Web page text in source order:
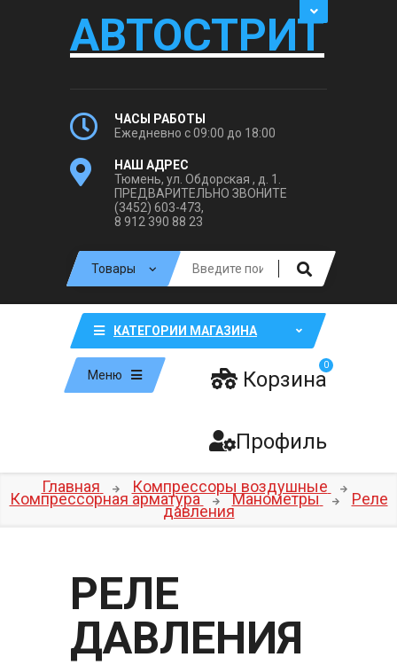
АВТОСТРИТ
ЧАСЫ РАБОТЫ
Ежедневно с 09:00 до 18:00
НАШ АДРЕС
Тюмень, ул. Обдорская , д. 1.
ПРЕДВАРИТЕЛЬНО ЗВОНИТЕ
(3452) 603-473,
8 912 390 88 23
КАТЕГОРИИ МАГАЗИНА
Меню Корзина
0
Профиль
Главная Компрессоры воздушные
Компрессорная арматура Манометры Реле
давления
РЕЛЕ
ДАВЛЕНИЯ